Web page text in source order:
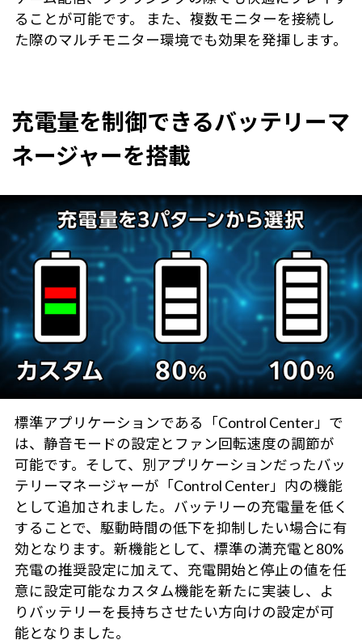
ることが可能です。 また、複数モニターを接続し
た際のマルチモニター環境でも効果を発揮します。
充電量を制御できるバッテリーマ
ネージャーを搭載
標準アプリケーションである「Control Center」で
は、静音モードの設定とファン回転速度の調節が
可能です。そして、別アプリケーションだったバッ
テリーマネージャーが「Control Center」内の機能
として追加されました。バッテリーの充電量を低く
することで、駆動時間の低下を抑制したい場合に有
効となります。新機能として、標準の満充電と80%
充電の推奨設定に加えて、充電開始と停止の値を任
意に設定可能なカスタム機能を新たに実装し、よ
りバッテリーを長持ちさせたい方向けの設定が可
能となりました。